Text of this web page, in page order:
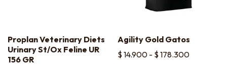
Proplan Veterinary Diets
Urinary St/Ox Feline UR
156 GR
Agility Gold Gatos
$ 14.900 - $ 178.300